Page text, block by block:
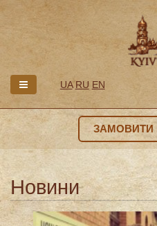
UA RU EN
ЗАМОВИТИ
Новини